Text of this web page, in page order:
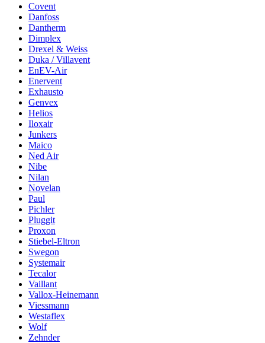
Covent
Danfoss
Dantherm
Dimplex
Drexel & Weiss
Duka / Villavent
EnEV-Air
Enervent
Exhausto
Genvex
Helios
Iloxair
Junkers
Maico
Ned Air
Nibe
Nilan
Novelan
Paul
Pichler
Pluggit
Proxon
Stiebel-Eltron
Swegon
Systemair
Tecalor
Vaillant
Vallox-Heinemann
Viessmann
Westaflex
Wolf
Zehnder